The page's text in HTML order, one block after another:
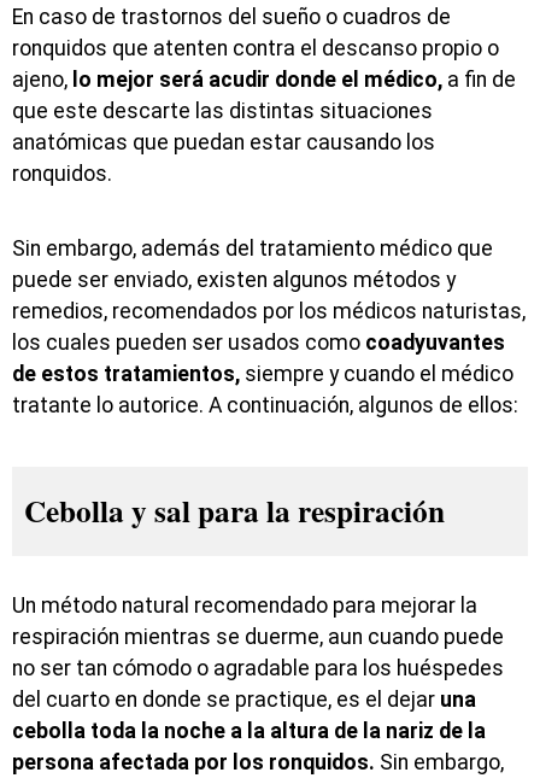
En caso de trastornos del sueño o cuadros de
ronquidos que atenten contra el descanso propio o
ajeno, lo mejor será acudir donde el médico, a fin de
que este descarte las distintas situaciones
anatómicas que puedan estar causando los
ronquidos.
Sin embargo, además del tratamiento médico que
puede ser enviado, existen algunos métodos y
remedios, recomendados por los médicos naturistas,
los cuales pueden ser usados como coadyuvantes
de estos tratamientos, siempre y cuando el médico
tratante lo autorice. A continuación, algunos de ellos:
Cebolla y sal para la respiración
Un método natural recomendado para mejorar la
respiración mientras se duerme, aun cuando puede
no ser tan cómodo o agradable para los huéspedes
del cuarto en donde se practique, es el dejar una
cebolla toda la noche a la altura de la nariz de la
persona afectada por los ronquidos. Sin embargo,